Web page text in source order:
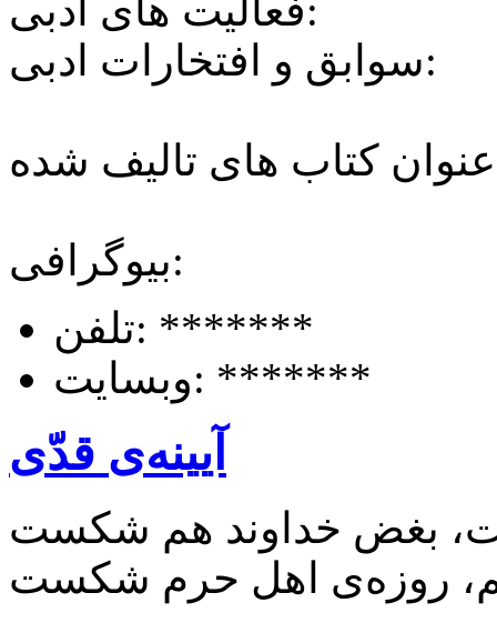
فعالیت های ادبی:
سوابق و افتخارات ادبی:
بیوگرافی:
تلفن: *******
وبسایت: *******
آیینه‌ی قدّی
بغض خداوند هم شکست
روزه‌ی اهل حرم شکست